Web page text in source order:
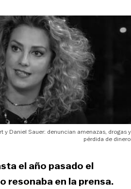
y Daniel Sauer: denuncian amenazas, drogas y
pérdida de dinero
el año pasado el
resonaba en la prensa.